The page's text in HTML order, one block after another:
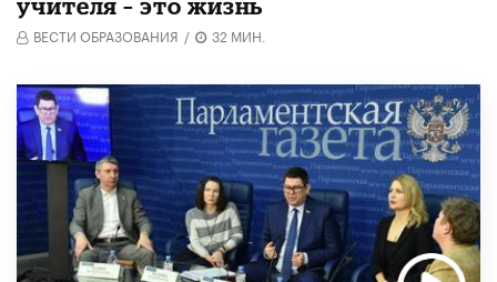
учителя – это жизнь
ВЕСТИ ОБРАЗОВАНИЯ / 32 МИН.